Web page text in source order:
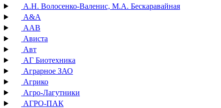
А.Н. Волосенко-Валенис, М.А. Бескаравайная
А&А
ААВ
Ависта
Авт
АГ Биотехника
Аграрное ЗАО
Агрико
Агро-Лагутники
АГРО-ПАК